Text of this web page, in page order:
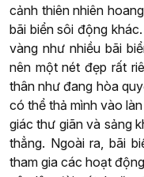
cảnh thiên nhiên
bãi biển sôi động
vàng như nhiều bãi
nên một nét đẹp rất
thân như đang hòa
có thể thả mình vào
giác thư giãn và sảng
thẳng. Ngoài ra, bãi
tham gia các hoạt